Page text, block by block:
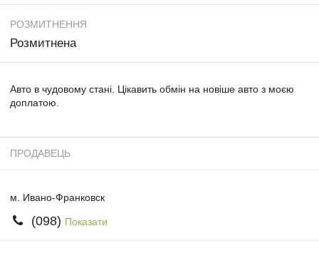
РОЗМИТНЕННЯ
Розмитнена
Авто в чудовому стані. Цікавить обмін на новіше авто з моєю
доплатою.
ПРОДАВЕЦЬ
м. Ивано-Франковск
(098) Показати